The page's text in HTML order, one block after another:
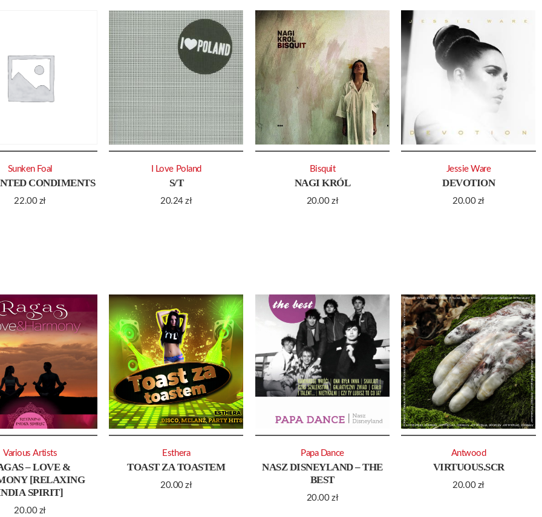
CONDIMENTS
22.00 zł
Sunken Foal
S/T
20.24zł
I Love Poland
NAGI KRÓL
20.00zł
Bisquit
DEVOTION
20.00 zł
Jessie Ware
– LOVE &
[RELAXING
SPIRIT]
20.00 zł
Various Artists
TOAST ZA TOASTEM
20.00zł
Esthera
NASZ DISNEYLAND – THE
BEST
20.00zł
Papa Dance
VIRTUOUS.SCR
20.00 zł
Antwood